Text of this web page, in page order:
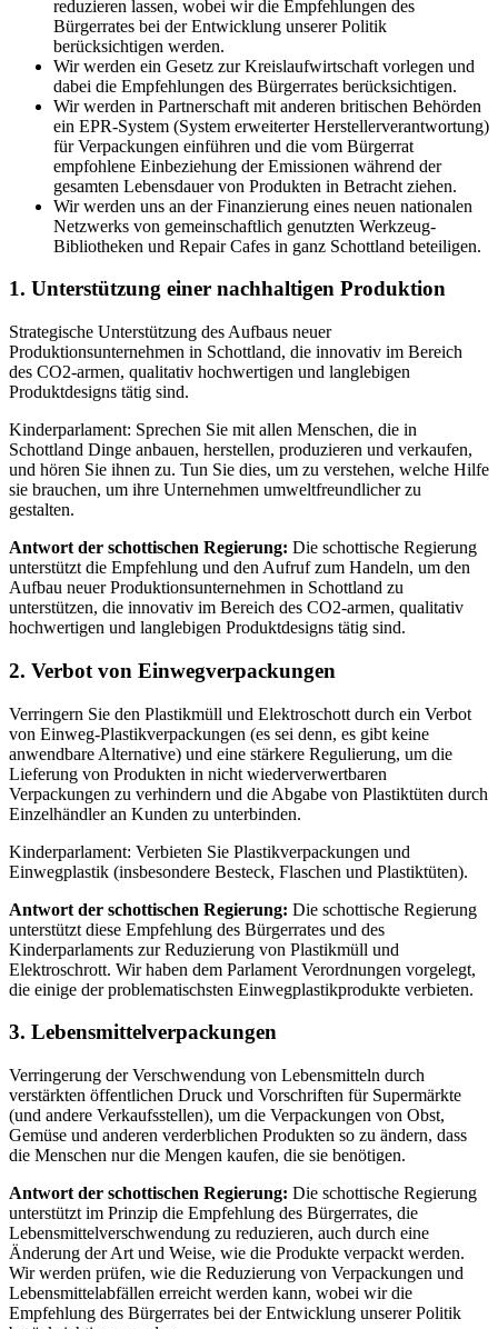
reduzieren lassen, wobei wir die Empfehlungen des
Bürgerrates bei der Entwicklung unserer Politik
berücksichtigen werden.
Wir werden ein Gesetz zur Kreislaufwirtschaft vorlegen und
dabei die Empfehlungen des Bürgerrates berücksichtigen.
Wir werden in Partnerschaft mit anderen britischen Behörden
ein EPR-System (System erweiterter Herstellerverantwortung)
für Verpackungen einführen und die vom Bürgerrat
empfohlene Einbeziehung der Emissionen während der
gesamten Lebensdauer von Produkten in Betracht ziehen.
Wir werden uns an der Finanzierung eines neuen nationalen
Netzwerks von gemeinschaftlich genutzten Werkzeug-
Bibliotheken und Repair Cafes in ganz Schottland beteiligen.
1. Unterstützung einer nachhaltigen Produktion
Strategische Unterstützung des Aufbaus neuer
Produktionsunternehmen in Schottland, die innovativ im Bereich
des CO2-armen, qualitativ hochwertigen und langlebigen
Produktdesigns tätig sind.
Kinderparlament: Sprechen Sie mit allen Menschen, die in
Schottland Dinge anbauen, herstellen, produzieren und verkaufen,
und hören Sie ihnen zu. Tun Sie dies, um zu verstehen, welche Hilfe
sie brauchen, um ihre Unternehmen umweltfreundlicher zu
gestalten.
Antwort der schottischen Regierung: Die schottische Regierung
unterstützt die Empfehlung und den Aufruf zum Handeln, um den
Aufbau neuer Produktionsunternehmen in Schottland zu
unterstützen, die innovativ im Bereich des CO2-armen, qualitativ
hochwertigen und langlebigen Produktdesigns tätig sind.
2. Verbot von Einwegverpackungen
Verringern Sie den Plastikmüll und Elektroschott durch ein Verbot
von Einweg-Plastikverpackungen (es sei denn, es gibt keine
anwendbare Alternative) und eine stärkere Regulierung, um die
Lieferung von Produkten in nicht wiederverwertbaren
Verpackungen zu verhindern und die Abgabe von Plastiktüten durch
Einzelhändler an Kunden zu unterbinden.
Kinderparlament: Verbieten Sie Plastikverpackungen und
Einwegplastik (insbesondere Besteck, Flaschen und Plastiktüten).
Antwort der schottischen Regierung: Die schottische Regierung
unterstützt diese Empfehlung des Bürgerrates und des
Kinderparlaments zur Reduzierung von Plastikmüll und
Elektroschrott. Wir haben dem Parlament Verordnungen vorgelegt,
die einige der problematischsten Einwegplastikprodukte verbieten.
3. Lebensmittelverpackungen
Verringerung der Verschwendung von Lebensmitteln durch
verstärkten öffentlichen Druck und Vorschriften für Supermärkte
(und andere Verkaufsstellen), um die Verpackungen von Obst,
Gemüse und anderen verderblichen Produkten so zu ändern, dass
die Menschen nur die Mengen kaufen, die sie benötigen.
Antwort der schottischen Regierung: Die schottische Regierung
unterstützt im Prinzip die Empfehlung des Bürgerrates, die
Lebensmittelverschwendung zu reduzieren, auch durch eine
Änderung der Art und Weise, wie die Produkte verpackt werden.
Wir werden prüfen, wie die Reduzierung von Verpackungen und
Lebensmittelabfällen erreicht werden kann, wobei wir die
Empfehlung des Bürgerrates bei der Entwicklung unserer Politik